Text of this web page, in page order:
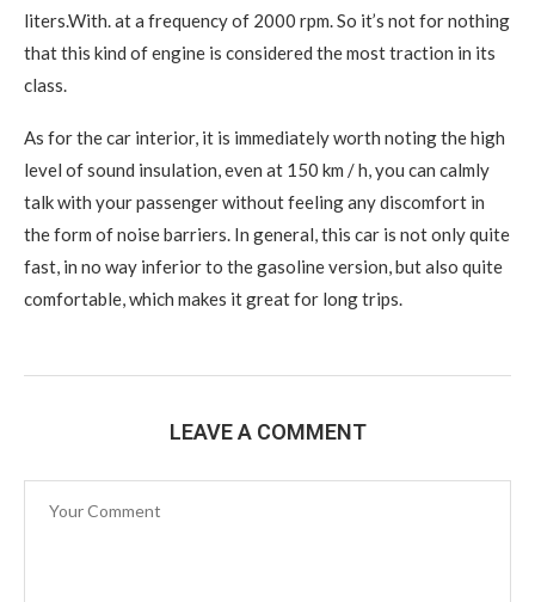
liters.With. at a frequency of 2000 rpm. So it’s not for nothing
that this kind of engine is considered the most traction in its
class.
As for the car interior, it is immediately worth noting the high
level of sound insulation, even at 150 km / h, you can calmly
talk with your passenger without feeling any discomfort in
the form of noise barriers. In general, this car is not only quite
fast, in no way inferior to the gasoline version, but also quite
comfortable, which makes it great for long trips.
LEAVE A COMMENT